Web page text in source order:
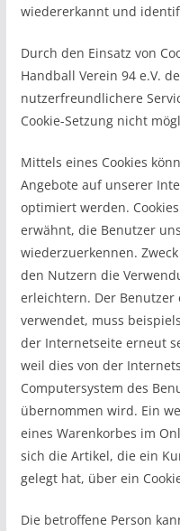
wiedererkannt und
Durch den Einsatz von
Handball Verein 94 e.V.
nutzerfreundlichere
Cookie-Setzung nicht
Mittels eines Cookies
Angebote auf unserer
optimiert werden.
erwähnt, die Benutzer
wiederzuerkennen.
den Nutzern die
erleichtern. Der Benutzer
verwendet, muss
der Internetseite erneut
weil dies von der
Computersystem des
übernommen wird. Ein
eines Warenkorbes im
sich die Artikel, die ein
gelegt hat, über ein
Die betroffene Person